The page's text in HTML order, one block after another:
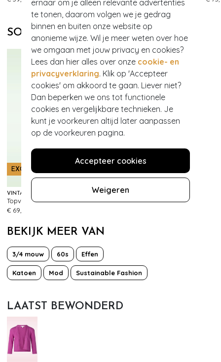
ernaar om je alleen relevante advertenties
te tonen, daarom volgen we je gedrag
binnen en buiten onze website op
anonieme wijze. Wil je meer weten over hoe
we omgaan met jouw privacy en cookies?
Lees dan hier alles over onze cookie- en
privacyverklaring. Klik op 'Accepteer
cookies' om akkoord te gaan. Liever niet?
Dan beperken we ons tot functionele
cookies en vergelijkbare technieken. Je
kunt je voorkeuren altijd later aanpassen
op de voorkeuren pagina.
Accepteer cookies
Weigeren
SOORTGELIJKE PRODUCTEN
EXCLUSIEF
Topvintage exclusive ~ Irene Floral overslag swing jurk in zijdeachtig green
€ 69,95
999+
Topvintage exclusive ~Layla Cross Over jurk in groen
999+
BEKIJK MEER VAN
3/4 mouw 60s Effen
Katoen Mod Sustainable Fashion
LAATST BEWONDERD